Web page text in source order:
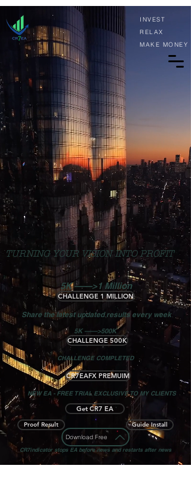
INVEST
RELAX
MAKE MONEY
TURNING YOUR VISION INTO PROFIT
5K ——>1 Million
CHALLENGE 1 MILLION
Share the latest updated results every week
5K ——>500K
CHALLENGE 500K
CHALLENGE COMPLETED
CR7EAFX PREMUIM
NEW EA - FREE TRIAL EXCLUSIVE TO MY CLIENTS
Proof Result
Get CR7 EA
Guide Install
Download Free
CR7indicator stops EA before news and restarts after news